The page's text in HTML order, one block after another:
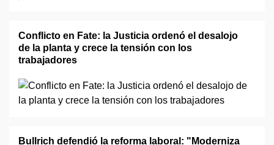
Conflicto en Fate: la Justicia ordenó el desalojo
de la planta y crece la tensión con los
trabajadores
Bullrich defendió la reforma laboral: "Moderniza